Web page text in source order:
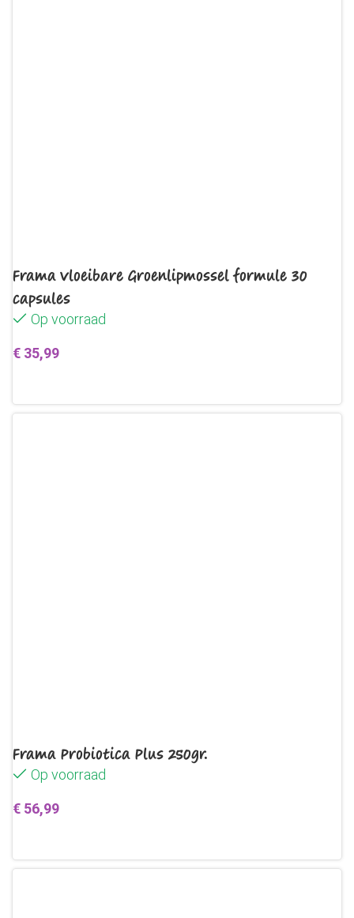
Frama Vloeibare Groenlipmossel formule 30
capsules
Op voorraad
€ 35,99
Frama Probiotica Plus 250gr.
Op voorraad
€ 56,99